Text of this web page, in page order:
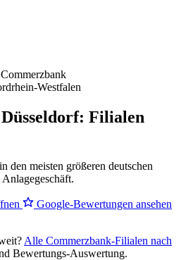
Commerzbank
Westfalen
Filialen
den meisten größeren deutschen
Google-Bewertungen ansehen
Alle Commerzbank-Filialen nach
Bewertungs-Auswertung.